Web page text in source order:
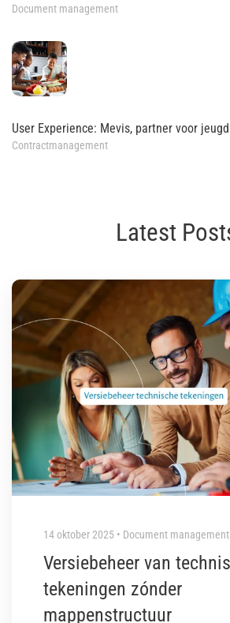
Document management
User Experience: Mevis, partner voor
Contractmanagement
Latest
14 oktober 2025 • Document management
Versiebeheer van
tekeningen zónder
mappenstructuur